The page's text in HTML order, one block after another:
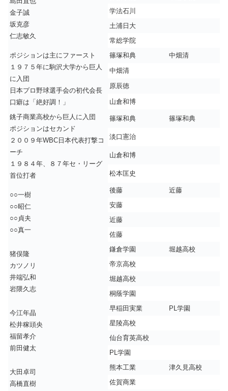
金子誠
坂克彦
仁志敏久
学法石川
土浦日大
常総学院
ポジションは主にファースト
１９７５年に駒沢大学から巨人
に入団
日本プロ野球選手会の初代会長
口癖は「絶好調！」
篠塚和典
中畑清
中畑清
原辰徳
山倉和博
銚子商業高校から巨人に入団
ポジションはセカンド
２００９年WBC日本代表打撃コ
ーチ
１９８４年、８７年セ・リーグ
首位打者
篠塚和典 篠塚和典
淡口憲治
山倉和博
松本匡史
○○一樹
○○昭仁
○○貞夫
○○真一
後藤
近藤
安藤
近藤
佐藤
猪俣隆
カツノリ
井端弘和
岩隈久志
鎌倉学園
堀越高校
帝京高校
堀越高校
桐蔭学園
今江年晶
松井稼頭央
福留孝介
前田健太
早稲田実業
PL学園
星陵高校
仙台育英高校
PL学園
大田卓司
高橋直樹
熊本工業
津久見高校
佐賀商業